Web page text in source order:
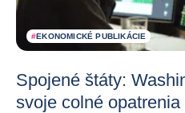
#EKONOMICKÉ PUBLIKÁCIE
Spojené štáty:
svoje colné